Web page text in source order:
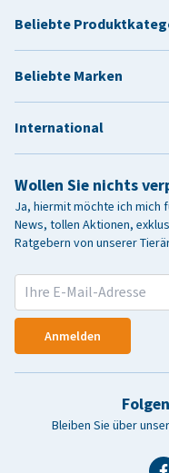
Wollen Sie nichts
Ja, hiermit möchte ich mich
News, tollen Aktionen,
Ratgebern von unserer
Anmelden
Bleiben Sie über
Beliebte
Beliebte Marken
International